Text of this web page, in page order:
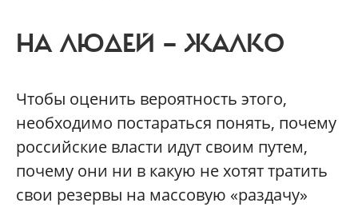
НА ЛЮДЕЙ — ЖАЛКО
Чтобы оценить вероятность этого,
необходимо постараться понять, почему
российские власти идут своим путем,
почему они ни в какую не хотят тратить
свои резервы на массовую «раздачу»